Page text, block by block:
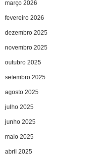
março 2026
fevereiro 2026
dezembro 2025
novembro 2025
outubro 2025
setembro 2025
agosto 2025
julho 2025
junho 2025
maio 2025
abril 2025